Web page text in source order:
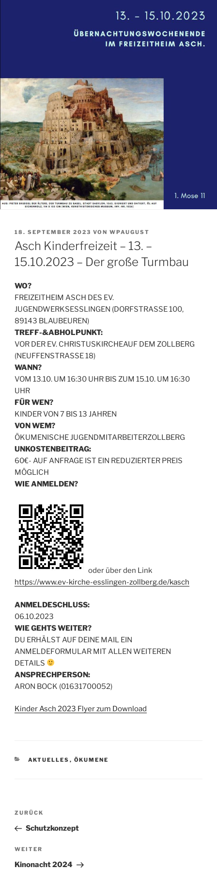
VERÖFFENTLICHT
AM
18. SEPTEMBER 2023 VON WPAUGUST
Asch Kinderfreizeit – 13. –
15.10.2023 – Der große Turmbau
WO?
FREIZEITHEIM ASCH DES EV.
JUGENDWERKSESSLINGEN (DORFSTRASSE 100,
89143 BLAUBEUREN)
TREFF-&ABHOLPUNKT:
VOR DER EV. CHRISTUSKIRCHEAUF DEM ZOLLBERG
(NEUFFENSTRASSE 18)
WANN?
VOM 13.10. UM 16:30 UHR BIS ZUM 15.10. UM 16:30
UHR
FÜR WEN?
KINDER VON 7 BIS 13 JAHREN
VON WEM?
ÖKUMENISCHE JUGENDMITARBEITERZOLLBERG
UNKOSTENBEITRAG:
60€- AUF ANFRAGE IST EIN REDUZIERTER PREIS
MÖGLICH
WIE ANMELDEN?
oder über den Link
https://www.ev-kirche-esslingen-zollberg.de/kasch
ANMELDESCHLUSS:
06.10.2023
WIE GEHTS WEITER?
DU ERHÄLST AUF DEINE MAIL EIN
ANMELDEFORMULAR MIT ALLEN WEITEREN
DETAILS
ANSPRECHPERSON:
ARON BOCK (01631700052)
Kinder Asch 2023 Flyer zum Download
KATEGORIEN
AKTUELLES , ÖKUMENE
Beitragsnavigation
Vorheriger
Beitrag
ZURÜCK
Schutzkonzept
Nächster
Beitrag
WEITER
Kinonacht 2024